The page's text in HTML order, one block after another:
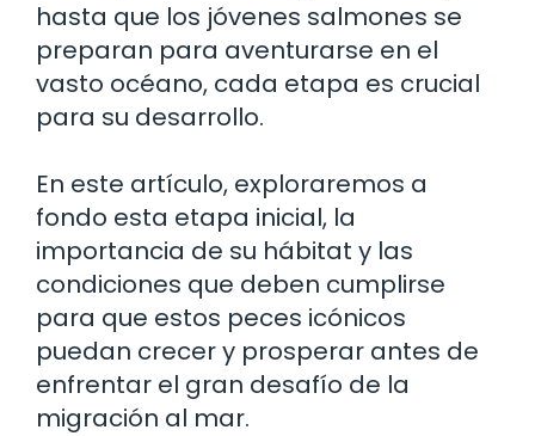
hasta que los jóvenes salmones se
preparan para aventurarse en el
vasto océano, cada etapa es crucial
para su desarrollo.
En este artículo, exploraremos a
fondo esta etapa inicial, la
importancia de su hábitat y las
condiciones que deben cumplirse
para que estos peces icónicos
puedan crecer y prosperar antes de
enfrentar el gran desafío de la
migración al mar.